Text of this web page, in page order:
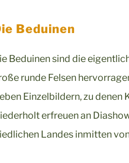
Beduinen
Beduinen sind die
runde Felsen
Einzelbildern, zu
erfreuen an
Landes inmitten